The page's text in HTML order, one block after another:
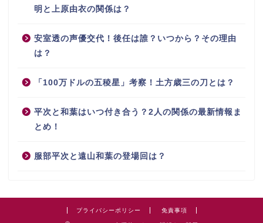
明と上原由衣の関係は？
安室透の声優交代！後任は誰？いつから？その理由
は？
「100万ドルの五稜星」考察！土方歳三の刀とは？
平次と和葉はいつ付き合う？2人の関係の最新情報ま
とめ！
服部平次と遠山和葉の登場回は？
プライバシーポリシー 免責事項